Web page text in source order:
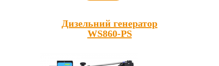
Дизельний генератор
WS860-PS